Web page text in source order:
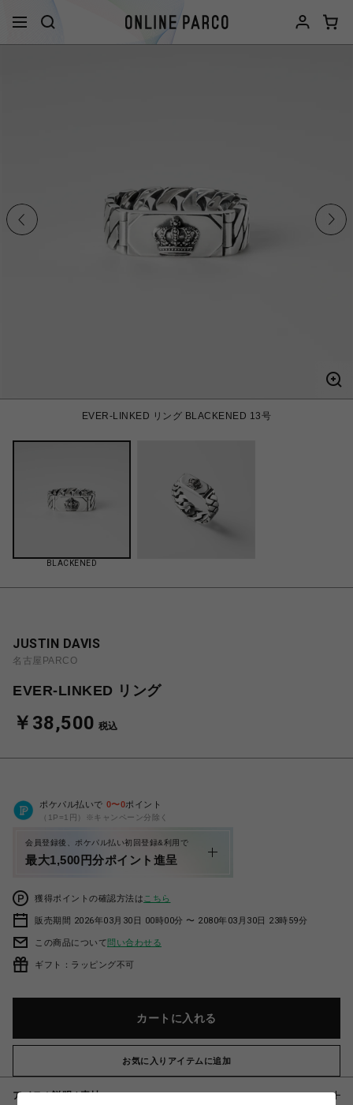
EVER-LINKED リング BLACKENED 13号
BLACKENED
JUSTIN DAVIS
名古屋PARCO
EVER-LINKED リング
￥38,500 税込
ポケパル払いで 0〜0ポイント
（1P=1円）※キャンペーン分除く
会員登録後、ポケパル払い初回登録&利用で
最大1,500円分ポイント進呈
獲得ポイントの確認方法は こちら
販売期間 2026年03月30日 00時00分 〜 2080年03月30日 23時59分
この商品について問い合わせる
ギフト：ラッピング不可
カートに入れる
お気に入りアイテムに追加
アイテム説明 / 素材